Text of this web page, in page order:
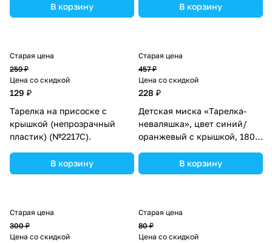
В корзину
В корзину
Старая цена
259 ₽
Цена со скидкой
129 ₽
Тарелка на присоске с
крышкой (непрозрачный
пластик) (№2217С).
В корзину
Старая цена
457 ₽
Цена со скидкой
228 ₽
Детская миска «Тарелка-
неваляшка», цвет синий/
оранжевый с крышкой, 180
В корзину
Старая цена
300 ₽
Цена со скидкой
Старая цена
80 ₽
Цена со скидкой